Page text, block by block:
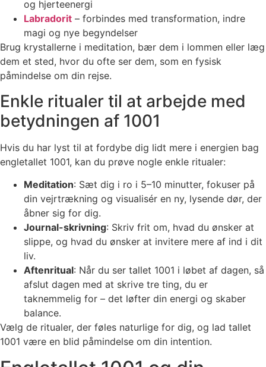
og hjerteenergi
Labradorit – forbindes med transformation, indre
magi og nye begyndelser
Brug krystallerne i meditation, bær dem i lommen eller læg
dem et sted, hvor du ofte ser dem, som en fysisk
påmindelse om din rejse.
Enkle ritualer til at arbejde med
betydningen af 1001
Hvis du har lyst til at fordybe dig lidt mere i energien bag
engletallet 1001, kan du prøve nogle enkle ritualer:
Meditation: Sæt dig i ro i 5–10 minutter, fokuser på
din vejrtrækning og visualisér en ny, lysende dør, der
åbner sig for dig.
Journal-skrivning: Skriv frit om, hvad du ønsker at
slippe, og hvad du ønsker at invitere mere af ind i dit
liv.
Aftenritual: Når du ser tallet 1001 i løbet af dagen, så
afslut dagen med at skrive tre ting, du er
taknemmelig for – det løfter din energi og skaber
balance.
Vælg de ritualer, der føles naturlige for dig, og lad tallet
1001 være en blid påmindelse om din intention.